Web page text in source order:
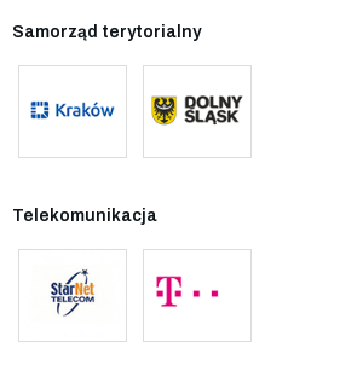
Samorząd terytorialny
Telekomunikacja